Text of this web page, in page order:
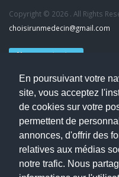
En poursuivant votre
site, vous acceptez
de cookies sur votre
permettent de
annonces, d'offrir des
relatives aux médias
notre trafic. Nous
Copyright © 2026 . All Rights
choisirunmedecin@gmail.com
Nous contacter
Dernier avis : PASCAL
Mentions légales